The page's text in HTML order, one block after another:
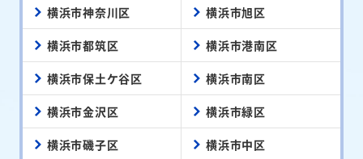
横浜市神奈川区 横浜市旭区
横浜市都筑区 横浜市港南区
横浜市保土ケ谷区 横浜市南区
横浜市金沢区 横浜市緑区
横浜市磯子区 横浜市中区